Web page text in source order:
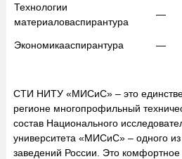
Технологии
материаловаспирантура
—
Экономикааспирантура —
СТИ НИТУ «МИСиС» – это
регионе многопрофильный
состав Национального
университета «МИСиС» – одного
заведений России. Это